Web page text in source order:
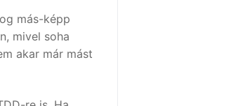
más-képp
mivel soha
akar már mást